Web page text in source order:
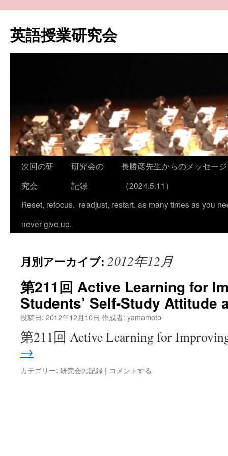
テ
ン
英語授業研究会
次回の研
究会
研究会の
記録
長勝彦先生からのメッセージ
（2024.5.11）
Reset, refocus, readjust, restart, as many times as you
never give up.
月別アーカイブ: 2012年12月
第211回 Active Learning for
Students’ Self-Study Attitude
投稿日: 2012年12月10日 作成者: yamamoto
第211回 Active Learning for
→
カテゴリー: 研究会の記録 | コメントする